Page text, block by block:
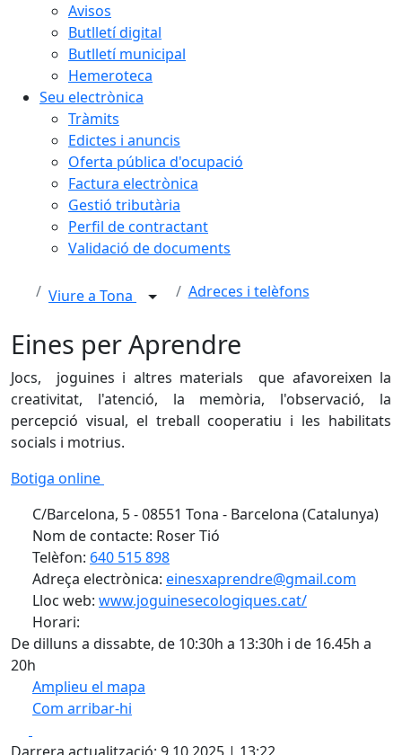
Avisos
Butlletí digital
Butlletí municipal
Hemeroteca
Seu electrònica
Tràmits
Edictes i anuncis
Oferta pública d'ocupació
Factura electrònica
Gestió tributària
Perfil de contractant
Validació de documents
Viure a Tona Adreces i telèfons
Eines per Aprendre
Jocs, joguines i altres materials que afavoreixen la
creativitat, l'atenció, la memòria, l'observació, la
percepció visual, el treball cooperatiu i les habilitats
socials i motrius.
Botiga online
C/Barcelona, 5 - 08551 Tona - Barcelona (Catalunya)
Nom de contacte: Roser Tió
Telèfon: 640 515 898
Adreça electrònica: einesxaprendre@gmail.com
Lloc web: www.joguinesecologiques.cat/
Horari:
De dilluns a dissabte, de 10:30h a 13:30h i de 16.45h a
20h
Amplieu el mapa
Com arribar-hi
+